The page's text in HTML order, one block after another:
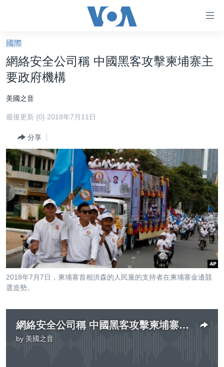
礙
鏈
接
跳
轉
內
轉
到
導
跳
轉
到
檢
索
美國大選2024
海外港人
新聞自由
揭謊頻道
美國
中國
國際
經貿
視頻
每日視頻新聞
美國專訊
視頻存檔
音頻
新聞音頻
海外港人
關注我們
國際
網絡安全公司稱 中國黑客攻擊柬埔寨主
要政府機構
美國之音
最後更新 {0} 2018年7月11日
分享
2018年7月7日，柬埔寨首相洪森的人民黨的支持者在柬埔寨金邊競
選造勢。
網絡安全公司稱 中國黑客攻擊柬埔寨主要政府機構
by 美國之音